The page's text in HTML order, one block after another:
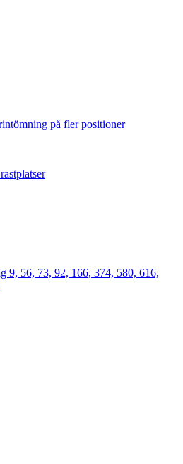
på fler positioner
9, 56, 73, 92, 166, 374, 580, 616,